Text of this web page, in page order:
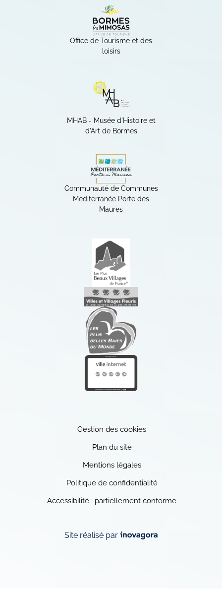
Sites internet
Office de Tourisme et des
loisirs
MHAB - Musée d'Histoire et
d'Art de Bormes
(ouverture dans un nouvel
Communauté de Communes
Méditerranée Porte des
Maures
Les plus beaux villages(ouverture dans un nouvel
Villes et villages fleuris(ouverture dans un nouvel
Les plus belles baies du monde
(ouverture dans un nouvel
Gestion des cookies
Plan du site
Mentions légales
Politique de confidentialité
Accessibilité : partiellement conforme
Site réalisé par Inovagora (ouverture dans